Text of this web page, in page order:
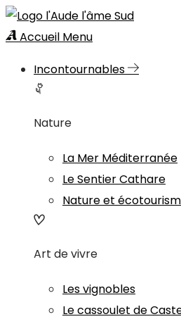
Accueil Menu
Incontournables
Nature
La Mer Méditerranée
Le Sentier Cathare
Nature et
Art de vivre
Les vignobles
Le cassoulet de